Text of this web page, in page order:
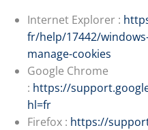
Internet Explorer :
fr/help/17442/
manage-cookies
Google Chrome
: https://
hl=fr
Firefox : https://